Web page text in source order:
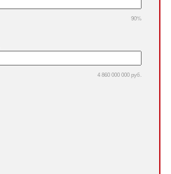
90%
4 860 000 000 руб.